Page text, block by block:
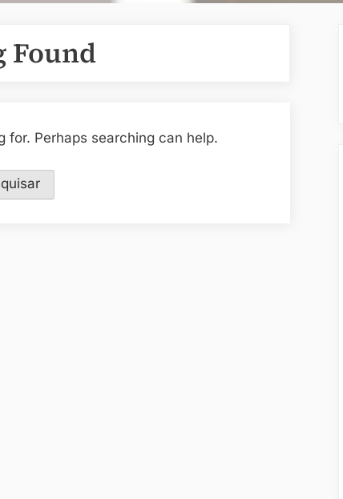
Found
for. Perhaps searching can help.